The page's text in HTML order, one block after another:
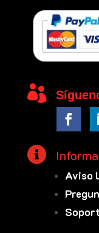


Aviso